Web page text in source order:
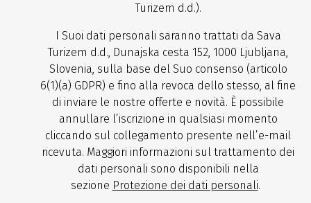
Turizem d.d.).
I Suoi dati personali saranno trattati da Sava
Turizem d.d., Dunajska cesta 152, 1000 Ljubljana,
Slovenia, sulla base del Suo consenso (articolo
6(1)(a) GDPR) e fino alla revoca dello stesso, al fine
di inviare le nostre offerte e novità. È possibile
annullare l’iscrizione in qualsiasi momento
cliccando sul collegamento presente nell’e-mail
ricevuta. Maggiori informazioni sul trattamento dei
dati personali sono disponibili nella
sezione Protezione dei dati personali.